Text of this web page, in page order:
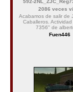
592-
2086 veces
Acabamos de salir de
Caballeros.
7356" de
Fuen446